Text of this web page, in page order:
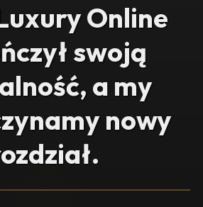
Online
swoją
a my
nowy